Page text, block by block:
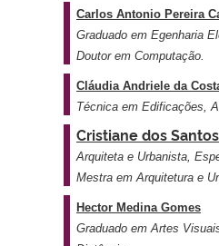
Carlos Antonio Pereira
Graduado em Egenharia
Doutor em Computação.
Cláudia Andriele da
Técnica em Edificações,
Cristiane dos
Arquiteta e Urbanista,
Mestra em Arquitetura e
Hector Medina Gomes
Graduado em Artes